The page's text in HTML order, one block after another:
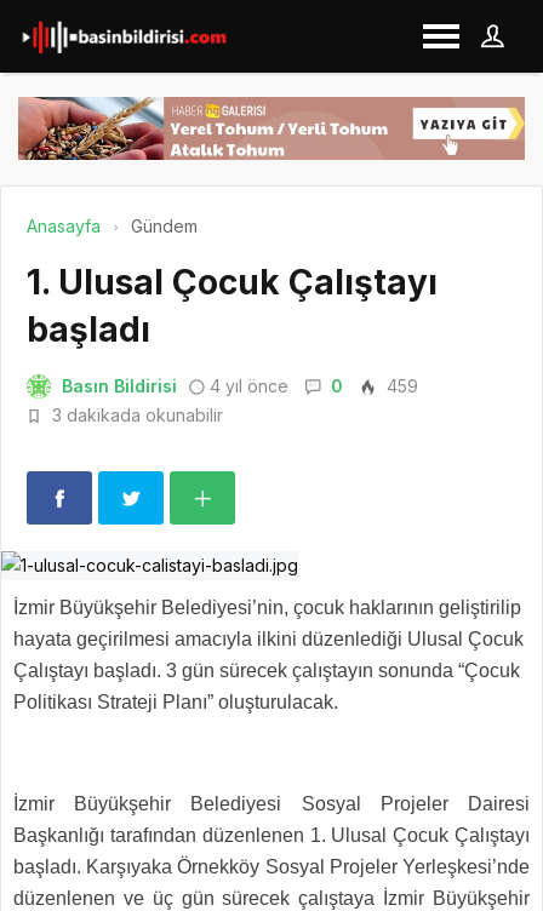
Anasayfa Gündem
1. Ulusal Çocuk Çalıştayı
başladı
Basın Bildirisi 4 yıl önce 0
459
3 dakikada okunabilir
İzmir Büyükşehir Belediyesi’nin, çocuk haklarının geliştirilip
hayata geçirilmesi amacıyla ilkini düzenlediği Ulusal Çocuk
Çalıştayı başladı. 3 gün sürecek çalıştayın sonunda “Çocuk
Politikası Strateji Planı” oluşturulacak.
İzmir Büyükşehir Belediyesi Sosyal Projeler Dairesi
Başkanlığı tarafından düzenlenen 1. Ulusal Çocuk Çalıştayı
başladı. Karşıyaka Örnekköy Sosyal Projeler Yerleşkesi’nde
düzenlenen ve üç gün sürecek çalıştaya İzmir Büyükşehir